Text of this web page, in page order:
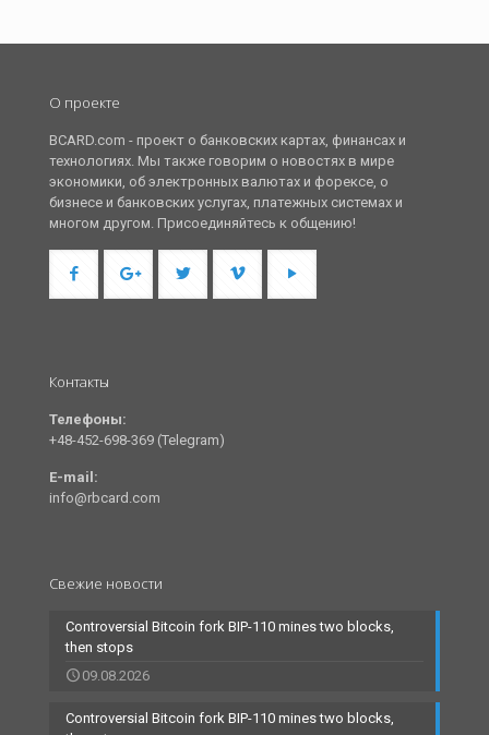
О проекте
BCARD.com - проект о банковских картах, финансах и
технологиях. Мы также говорим о новостях в мире
экономики, об электронных валютах и форексе, о
бизнесе и банковских услугах, платежных системах и
многом другом. Присоединяйтесь к общению!
Контакты
Телефоны:
+48-452-698-369 (Telegram)
E-mail:
info@rbcard.com
Свежие новости
Controversial Bitcoin fork BIP-110 mines two blocks,
then stops
09.08.2026
Controversial Bitcoin fork BIP-110 mines two blocks,